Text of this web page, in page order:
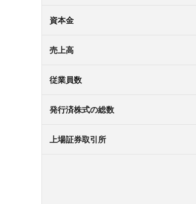
資本金
売上高
従業員数
発行済株式の総数
上場証券取引所